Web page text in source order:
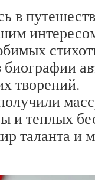
в
творений.
и теплых
таланта и